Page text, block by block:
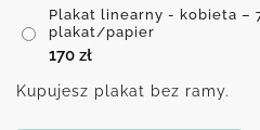
Plakat linearny - kobieta –
plakat/papier
170 zł
Kupujesz plakat bez ramy.